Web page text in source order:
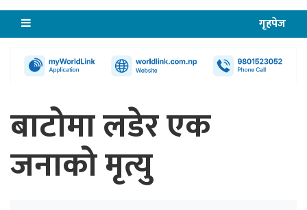
गृहपेज
बाटोमा लडेर एक
जनाको मृत्यु